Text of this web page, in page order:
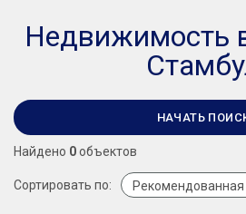
Недвижимость
НАЧАТЬ
Найдено 0объектов
Сортировать по: Рекомендованная